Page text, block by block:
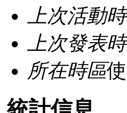
上次活動
上次發表
所在時區